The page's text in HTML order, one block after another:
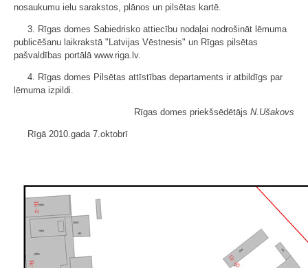
nosaukumu ielu sarakstos, plānos un pilsētas kartē.
3. Rīgas domes Sabiedrisko attiecību nodaļai nodrošināt lēmuma
publicēšanu laikrakstā "Latvijas Vēstnesis" un Rīgas pilsētas
pašvaldības portālā www.riga.lv.
4. Rīgas domes Pilsētas attīstības departaments ir atbildīgs par
lēmuma izpildi.
Rīgas domes priekšsēdētājs N.Ušakovs
Rīgā 2010.gada 7.oktobrī